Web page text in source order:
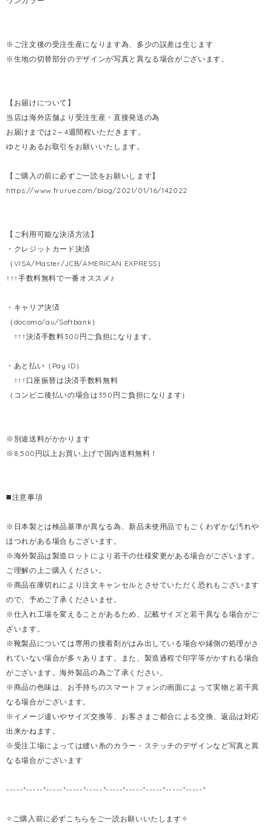
※ご注文後の受注生産になります為、多少の誤差は生じます
※生地の切替部分のデザインが写真と異なる場合がございます。
【お届けについて】
当店は海外店舗より受注生産・直接発送の為
お届けまでは2～4週間程いただきます。
ゆとりあるお取引をお願いいたします。
【ご購入の前に必ずご一読をお願いします】
https://www.frurue.com/blog/2021/01/16/142022
【ご利用可能な決済方法】
・クレジットカード決済
（VISA/Master/JCB/AMERICAN EXPRESS）
↑↑↑手数料無料で一番オススメ♪
・キャリア決済
（docomo/au/Softbank）
↑↑↑決済手数料300円ご負担になります。
・あと払い（Pay ID）
↑↑↑口座振替は決済手数料無料
（コンビニ後払いの場合は350円ご負担になります）
※別途送料がかかります
※8,500円以上お買い上げで国内送料無料！
◼️注意事項
※日本製とは検品基準が異なる為、新品未使用品でもごくわずかな汚れや
ほつれがある場合もございます。
※海外製品は製造ロットにより若干の仕様変更がある場合がございます。
ご理解の上ご購入ください。
※商品在庫切れにより注文キャンセルとさせていただく恐れもございます
ので、予めご了承くださいませ。
※仕入れ工場を変えることがあるため、記載サイズと若干異なる場合がご
ざいます。
※靴製品については専用の接着剤がはみ出している場合や縁側の処理がさ
れていない場合が多々あります。また、製造過程で印字等がかすれる場合
がございます。海外製品の為ご了承ください。
※商品の色味は、お手持ちのスマートフォンの画面によって実物と若干異
なる場合がございます。
※イメージ違いやサイズ交換等、お客さまご都合による交換、返品は対応
出来かねます。
※受注工場によっては縫い糸のカラー・ステッチのデザインなど写真と異
なる場合がございます
-----*-----*-----*-----*-----*-----*-----*-----*-----*-----*
✧ご購入前に必ずこちらをご一読お願いいたします✧